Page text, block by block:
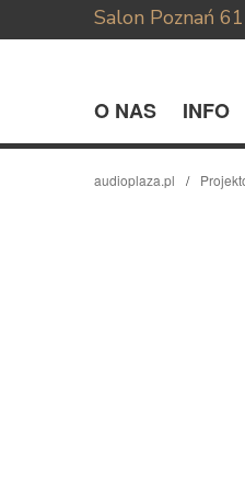
Salon Poznań
O NAS INFO
audioplaza.pl